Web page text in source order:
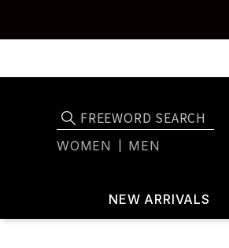
WOMEN MEN
NEW ARRIVALS